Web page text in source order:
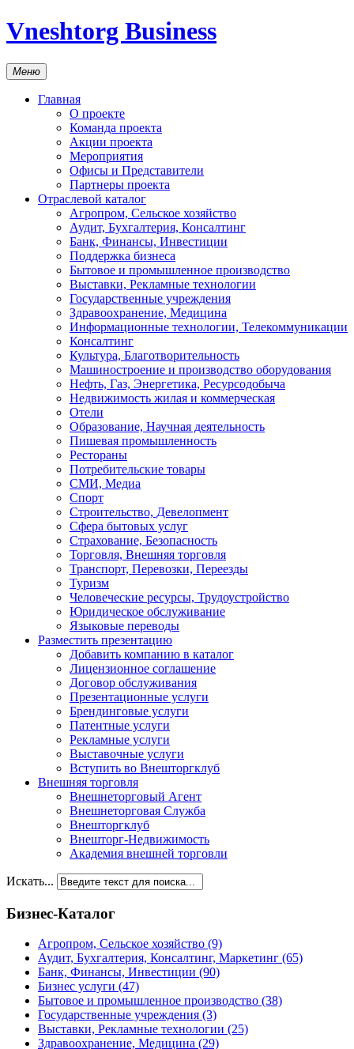
Vneshtorg Business
Меню
Главная
О проекте
Команда проекта
Акции проекта
Мероприятия
Офисы и Представители
Партнеры проекта
Отраслевой каталог
Агропром, Сельское хозяйство
Аудит, Бухгалтерия, Консалтинг
Банк, Финансы, Инвестиции
Поддержка бизнеса
Бытовое и промышленное производство
Выставки, Рекламные технологии
Государственные учреждения
Здравоохранение, Медицина
Информационные технологии, Телекоммуникации
Консалтинг
Культура, Благотворительность
Машиностроение и производство оборудования
Нефть, Газ, Энергетика, Ресурсодобыча
Недвижимость жилая и коммерческая
Отели
Образование, Научная деятельность
Пишевая промышленность
Рестораны
Потребительские товары
СМИ, Медиа
Спорт
Строительство, Девелопмент
Сфера бытовых услуг
Страхование, Безопасность
Торговля, Внешняя торговля
Транспорт, Перевозки, Переезды
Туризм
Человеческие ресурсы, Трудоустройство
Юридическое обслуживание
Языковые переводы
Разместить презентацию
Добавить компанию в каталог
Лицензионное соглашение
Договор обслуживания
Презентационные услуги
Брендинговые услуги
Патентные услуги
Рекламные услуги
Выставочные услуги
Вступить во Внешторгклуб
Внешняя торговля
Внешнеторговый Агент
Внешнеторговая Служба
Внешторгклуб
Внешторг-Недвижимость
Академия внешней торговли
Искать...
Бизнес-Каталог
Агропром, Сельское хозяйство (9)
Аудит, Бухгалтерия, Консалтинг, Маркетинг (65)
Банк, Финансы, Инвестиции (90)
Бизнес услуги (47)
Бытовое и промышленное производство (38)
Государственные учреждения (3)
Выставки, Рекламные технологии (25)
Здравоохранение, Медицина (29)